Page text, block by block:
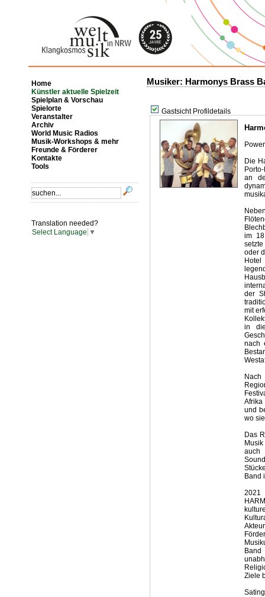
Home
Künstler aktuelle Spielzeit
Spielplan & Vorschau
Spielorte
Veranstalter
Archiv
World Music Radios
Musik-Workshops & mehr
Freunde & Förderer
Kontakte
Tools
Translation needed?
Select Language ▼
Musiker: Harmonys Brass
Gastsicht Profildetails
Die
an
im
oder
der
mit
in
nach
Afrika
und
wo
Das
auch
Band
Ziele